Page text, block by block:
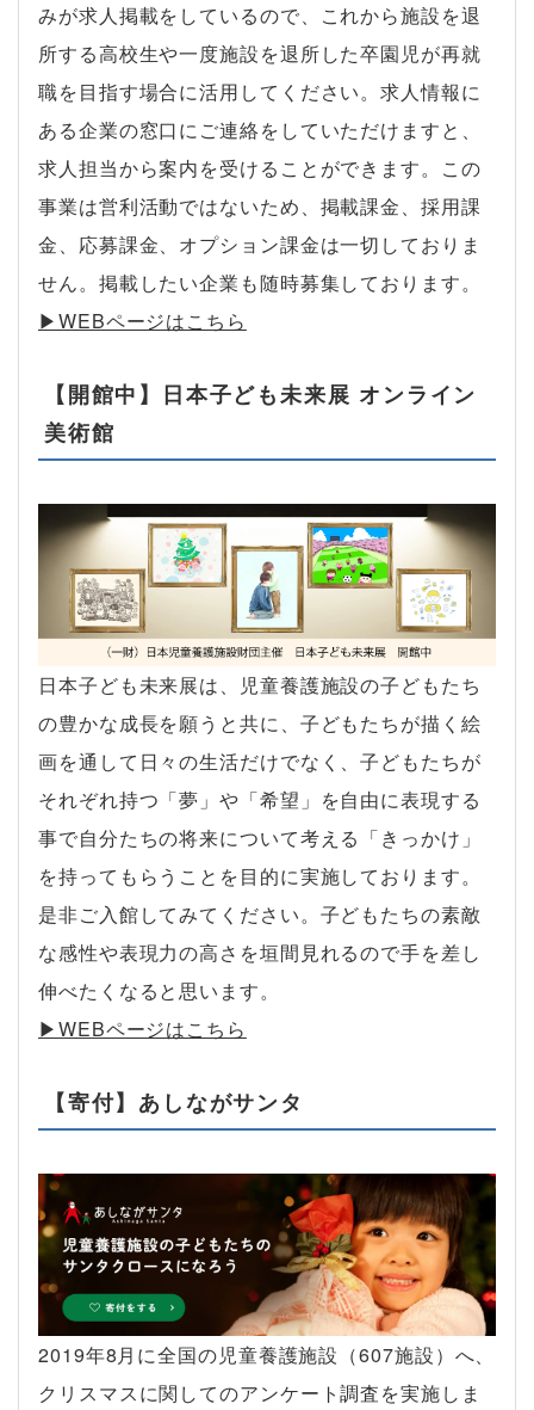
みが求人掲載をしているので、これから施設を退
所する高校生や一度施設を退所した卒園児が再就
職を目指す場合に活用してください。求人情報に
ある企業の窓口にご連絡をしていただけますと、
求人担当から案内を受けることができます。この
事業は営利活動ではないため、掲載課金、採用課
金、応募課金、オプション課金は一切しておりま
せん。掲載したい企業も随時募集しております。
▶︎WEBページはこちら
【開館中】日本子ども未来展 オンライン
美術館
日本子ども未来展は、児童養護施設の子どもたち
の豊かな成長を願うと共に、子どもたちが描く絵
画を通して日々の生活だけでなく、子どもたちが
それぞれ持つ「夢」や「希望」を自由に表現する
事で自分たちの将来について考える「きっかけ」
を持ってもらうことを目的に実施しております。
是非ご入館してみてください。子どもたちの素敵
な感性や表現力の高さを垣間見れるので手を差し
伸べたくなると思います。
▶︎WEBページはこちら
【寄付】あしながサンタ
2019年8月に全国の児童養護施設（607施設）へ、
クリスマスに関してのアンケート調査を実施しま